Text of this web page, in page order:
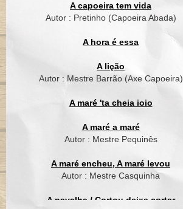
A capoeira tem vida
Autor : Pretinho (Capoeira Abada)
A hora é essa
A lição
Autor : Mestre Barrão (Axe Capoeira)
A maré 'ta cheia ioio
A maré a maré
Autor : Mestre Pequinês
A maré encheu, A maré levou
Autor : Mestre Casquinha
A navalha / Cortou deixa cortar